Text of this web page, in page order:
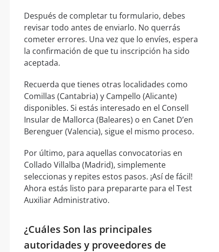
Después de completar tu formulario, debes
revisar todo antes de enviarlo. No querrás
cometer errores. Una vez que lo envíes, espera
la confirmación de que tu inscripción ha sido
aceptada.
Recuerda que tienes otras localidades como
Comillas (Cantabria) y Campello (Alicante)
disponibles. Si estás interesado en el Consell
Insular de Mallorca (Baleares) o en Canet D’en
Berenguer (Valencia), sigue el mismo proceso.
Por último, para aquellas convocatorias en
Collado Villalba (Madrid), simplemente
seleccionas y repites estos pasos. ¡Así de fácil!
Ahora estás listo para prepararte para el Test
Auxiliar Administrativo.
¿Cuáles Son las principales
autoridades y proveedores de